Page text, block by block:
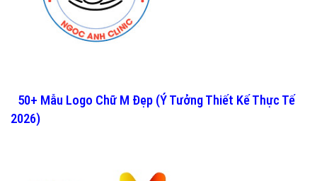
50+ Mẫu Logo Chữ M Đẹp (Ý Tưởng Thiết Kế Thực Tế
2026)